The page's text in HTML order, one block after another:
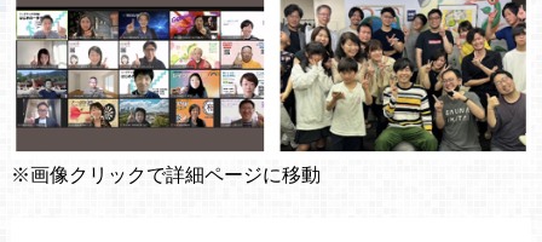
※画像クリックで詳細ページに移動